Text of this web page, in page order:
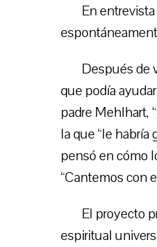
En
Después de
que podía
padre Mehlhart,
la que “le
pensó en cómo
“Cantemos con
El proyecto
espiritual